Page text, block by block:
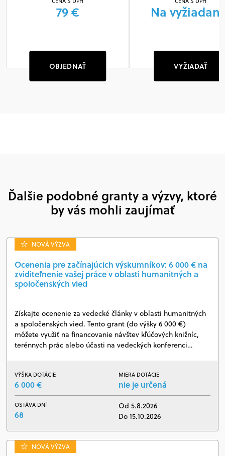
79 €
OBJEDNAŤ
Na
VYŽIADAŤ
Ďalšie podobné granty a výzvy, ktoré
by vás mohli zaujímať
NOVÁ VÝZVA
Ocenenia pre začínajúcich výskumníkov: 6 000 € na
zviditeľnenie vašej práce v oblasti humanitných a
spoločenských vied
Získajte ocenenie za vedecké články v oblasti humanitných
a spoločenských vied. Tento grant (do výšky 6 000 €)
môžete využiť na financovanie návštev kľúčových knižníc,
terénnych prác alebo účasti na vedeckých konferenci…
VÝŠKA DOTÁCIE
6 000 €
MIERA DOTÁCIE
nie je určená
OSTÁVA DNÍ
68
Od 5.8.2026
Do 15.10.2026
NOVÁ VÝZVA